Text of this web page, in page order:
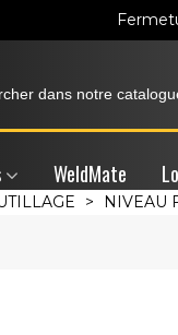
WeldMate
> NIVEAU